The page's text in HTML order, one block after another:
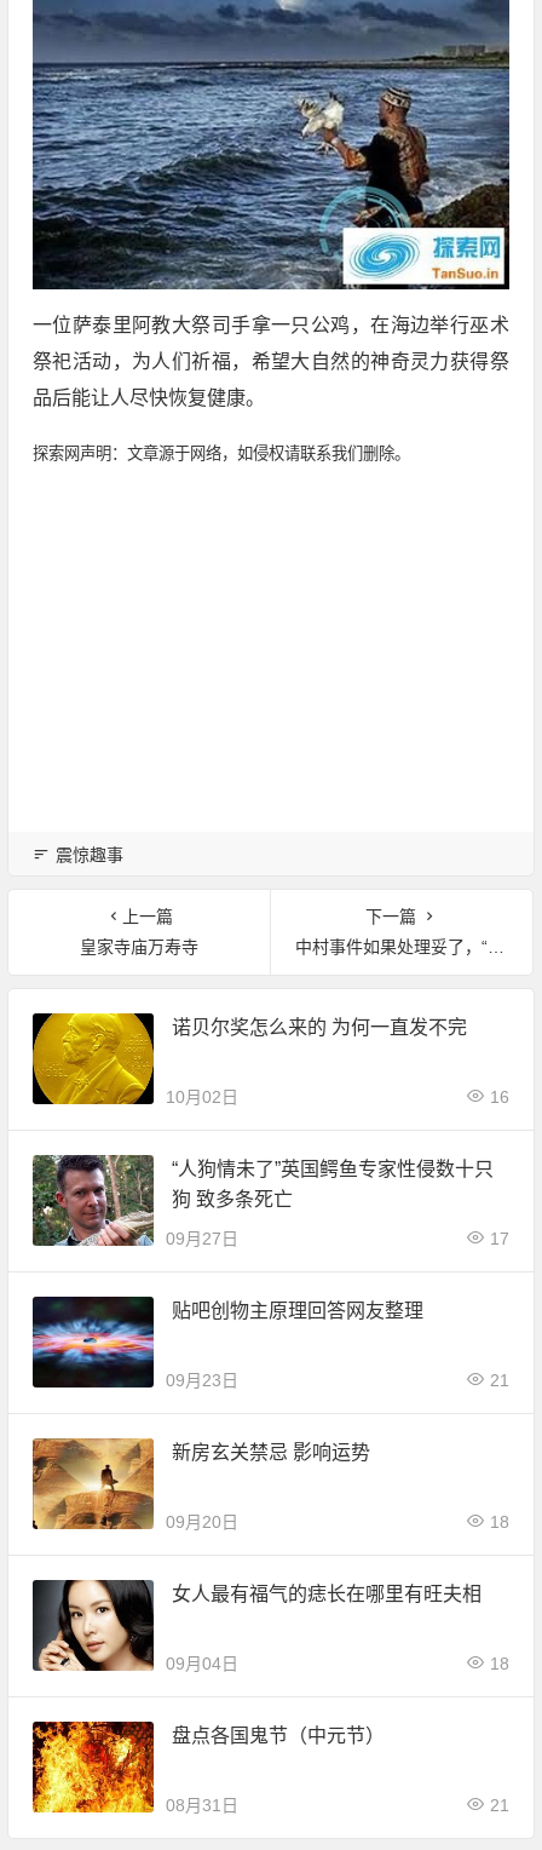
一位萨泰里阿教大祭司手拿一只公鸡，在海边举行巫术
祭祀活动，为人们祈福，希望大自然的神奇灵力获得祭
品后能让人尽快恢复健康。
探索网声明：文章源于网络，如侵权请联系我们删除。
震惊趣事
上一篇
皇家寺庙万寿寺
下一篇
中村事件如果处理妥了，“九一八”事变是否就不会发生？
诺贝尔奖怎么来的 为何一直发不完
10月02日 16
“人狗情未了”英国鳄鱼专家性侵数十只
狗 致多条死亡
09月27日 17
贴吧创物主原理回答网友整理
09月23日 21
新房玄关禁忌 影响运势
09月20日 18
女人最有福气的痣长在哪里有旺夫相
09月04日 18
盘点各国鬼节（中元节）
08月31日 21